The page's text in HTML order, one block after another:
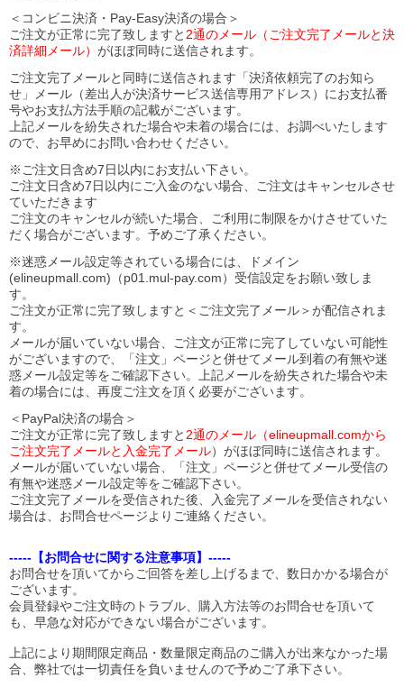
＜コンビニ決済・Pay-Easy決済の場合＞
ご注文が正常に完了致しますと 2通のメール（ご注文完了メールと決
済詳細メール） がほぼ同時に送信されます。
ご注文完了メールと同時に送信されます「決済依頼完了のお知ら
せ」メール（差出人が決済サービス送信専用アドレス）にお支払番
号やお支払方法手順の記載がございます。
上記メールを紛失された場合や未着の場合には、お調べいたします
ので、お早めにお問い合わせください。
※ご注文日含め7日以内にお支払い下さい。
ご注文日含め7日以内にご入金のない場合、ご注文はキャンセルさせ
ていただきます
ご注文のキャンセルが続いた場合、ご利用に制限をかけさせていた
だく場合がございます。予めご了承ください。
※迷惑メール設定等されている場合には、ドメイン
(elineupmall.com)（p01.mul-pay.com）受信設定をお願い致しま
す。
ご注文が正常に完了致しますと＜ご注文完了メール＞が配信されま
す。
メールが届いていない場合、ご注文が正常に完了していない可能性
がございますので、「注文」ページと併せてメール到着の有無や迷
惑メール設定等をご確認下さい。
上記メールを紛失された場合や未
着の場合には、再度ご注文を頂く必要がございます。
＜PayPal決済の場合＞
ご注文が正常に完了致しますと 2通のメール（elineupmall.comから
ご注文完了メールと入金完了メール）がほぼ同時に送信されます。
メールが届いていない場合、「注文」ページと併せてメール受信の
有無や迷惑メール設定等をご確認下さい。
ご注文完了メールを受信された後、入金完了メールを受信されない
場合は、お問合せページよりご連絡ください。
-----【お問合せに関する注意事項】-----
お問合せを頂いてからご回答を差し上げるまで、数日かかる場合が
ございます。
会員登録やご注文時のトラブル、購入方法等のお問合せを頂いて
も、早急な対応ができない場合がございます。
上記により期間限定商品・数量限定商品のご購入が出来なかった場
合、弊社では一切責任を負いませんので予めご了承下さい。